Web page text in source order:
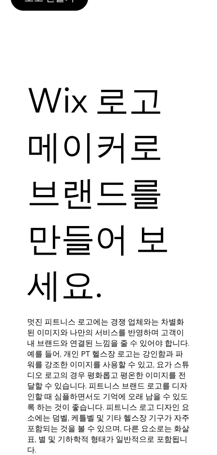
Wix 로고
메이커로
브랜드를
만들어 보
세요.
멋진 피트니스 로고에는 경쟁 업체와는 차별화
된 이미지와 나만의 서비스를 반영하며 고객이
내 브랜드와 연결된 느낌을 줄 수 있어야 합니다.
예를 들어, 개인 PT 헬스장 로고는 강인함과 파
워를 강조한 이미지를 사용할 수 있고, 요가 스튜
디오 로고의 경우 평화롭고 평온한 이미지를 전
달할 수 있습니다. 피트니스 브랜드 로고를 디자
인할 때 심플하면서도 기억에 오래 남을 수 있도
록 하는 것이 좋습니다. 피트니스 로고 디자인 요
소에는 덤벨, 케틀벨 및 기타 헬스장 기구가 자주
포함되는 것을 볼 수 있으며, 다른 요소로는 화살
표, 별 및 기하학적 형태가 일반적으로 포함됩니
다.